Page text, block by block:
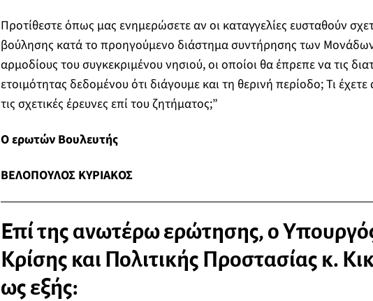
Προτίθεστε όπως μας ενημερώσετε αν οι καταγγελίες ευσταθούν
βούλησης κατά το προηγούμενο διάστημα συντήρησης των
αρμοδίους του συγκεκριμένου νησιού, οι οποίοι θα έπρεπε να τις
ετοιμότητας δεδομένου ότι διάγουμε και τη θερινή περίοδο; Τι
τις σχετικές έρευνες επί του ζητήματος;”
Ο ερωτών Βουλευτής
ΒΕΛΟΠΟΥΛΟΣ ΚΥΡΙΑΚΟΣ
Επί της ανωτέρω ερώτησης, ο
Κρίσης και Πολιτικής Προστασίας κ.
ως εξής: